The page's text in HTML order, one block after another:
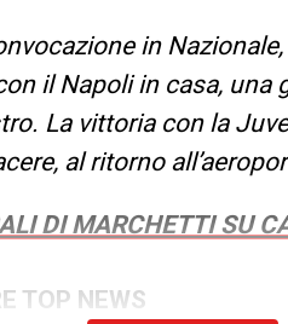
in
il Napoli in casa, una
La vittoria con la
al ritorno
DI MARCHETTI SU
TOP NEWS